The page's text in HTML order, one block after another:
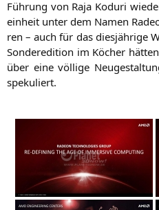
Füh­rung von Raja Kodu­ri
ein­heit unter dem Namen
ren – auch für das dies­jäh­ri­ge
Son­der­edi­ti­on im Köcher
über eine völ­li­ge
spekuliert.